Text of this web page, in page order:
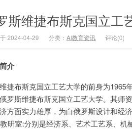
斯维捷布斯克国立工
2024-04-29 分类： AI教育资讯 评论(0)
介
捷布斯克国立工艺大学的前身为1965
罗斯维捷布斯克国立工艺大学。其师
方面实力雄厚，为白俄罗斯设计和经
研室:分别是经济系、艺术工艺系、